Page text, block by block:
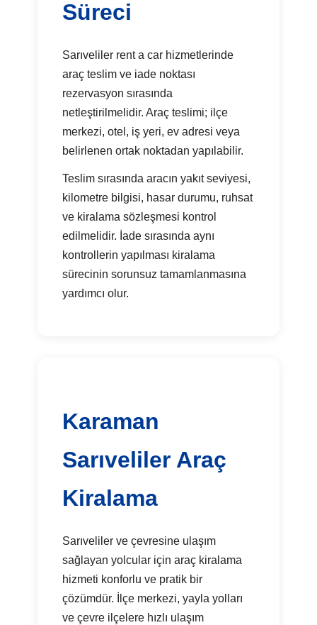
Süreci
Sarıveliler rent a car hizmetlerinde
araç teslim ve iade noktası
rezervasyon sırasında
netleştirilmelidir. Araç teslimi; ilçe
merkezi, otel, iş yeri, ev adresi veya
belirlenen ortak noktadan yapılabilir.
Teslim sırasında aracın yakıt seviyesi,
kilometre bilgisi, hasar durumu, ruhsat
ve kiralama sözleşmesi kontrol
edilmelidir. İade sırasında aynı
kontrollerin yapılması kiralama
sürecinin sorunsuz tamamlanmasına
yardımcı olur.
Karaman
Sarıveliler Araç
Kiralama
Sarıveliler ve çevresine ulaşım
sağlayan yolcular için araç kiralama
hizmeti konforlu ve pratik bir
çözümdür. İlçe merkezi, yayla yolları
ve çevre ilçelere hızlı ulaşım